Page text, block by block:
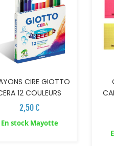
CIRE GIOTTO
12 COULEURS
2,50 €
En stock Mayotte
AJOUTER AU PANIER